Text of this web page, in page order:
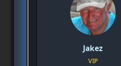
Jakez
VIP